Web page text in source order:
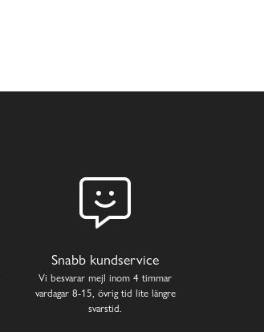
Snabb kundservice
Vi besvarar mejl inom 4 timmar
vardagar 8-15, övrig tid lite längre
svarstid.